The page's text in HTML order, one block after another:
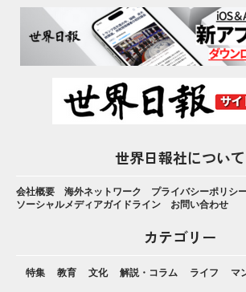
世界日報社について
会社概要 海外ネットワーク
プライバシーポリシ
ソーシャルメディアガイドライン
お問い合わせ
カテゴリー
特集 教育 文化 解説・コラム ライフ マ